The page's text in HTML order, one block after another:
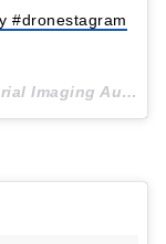
#dronestagram
Una foto publicada por Aeroscope Aerial Imaging Au (@gokhankarpat) el